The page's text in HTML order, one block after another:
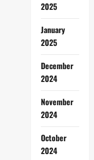
2025
January
2025
December
2024
November
2024
October
2024